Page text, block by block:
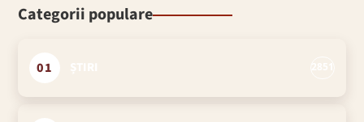
Categorii populare
01